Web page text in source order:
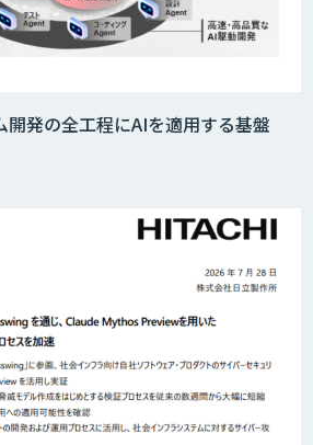
開発の全工程にAIを適用する基盤